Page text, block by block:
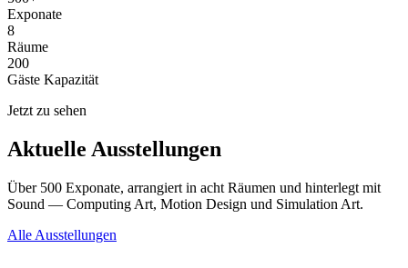
Exponate
8
Räume
200
Gäste Kapazität
Jetzt zu sehen
Aktuelle Ausstellungen
Über 500 Exponate, arrangiert in acht Räumen und hinterlegt mit
Sound — Computing Art, Motion Design und Simulation Art.
Alle Ausstellungen